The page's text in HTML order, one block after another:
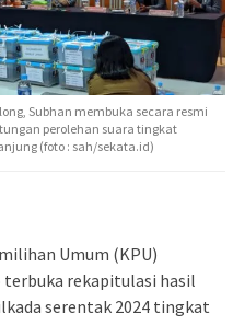
Subhan membuka secara resmi
perolehan suara tingkat
(foto : sah/sekata.id)
Umum (KPU)
rekapitulasi hasil
serentak 2024 tingkat